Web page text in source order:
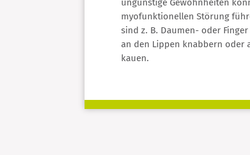
ungünstige Gewohnheiten
myofunktionellen Störung
sind z. B. Daumen- oder
an den Lippen knabbern oder
kauen.